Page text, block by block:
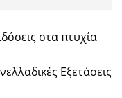
στα πτυχία
Εξετάσεις